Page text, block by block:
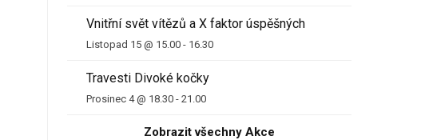
Vnitřní svět vítězů a X faktor úspěšných
Listopad 15 @ 15.00 - 16.30
Travesti Divoké kočky
Prosinec 4 @ 18.30 -21.00
Zobrazit všechny Akce